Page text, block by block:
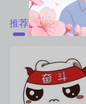
推荐 匹配